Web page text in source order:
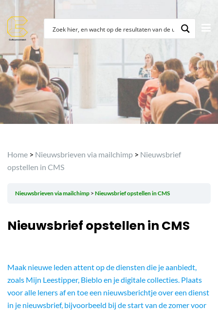
Home > Nieuwsbrieven via mailchimp > Nieuwsbrief
opstellen in CMS
Nieuwsbrieven via mailchimp Nieuwsbrief opstellen in CMS
Nieuwsbrief opstellen in CMS
Maak nieuwe leden attent op de diensten die je aanbiedt,
zoals Mijn Leestipper, Bieblo en je digitale collecties. Plaats
voor alle leners af en toe een nieuwsberichtje over een dienst
in je nieuwsbrief, bijvoorbeeld bij de start van de zomer voor